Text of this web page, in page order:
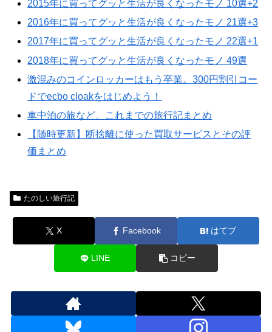
2015年に買ってグッと生活が良くなったモノ 10選+2
2016年に買ってグッと生活が良くなったモノ 21選+3
2017年に買ってグッと生活が良くなったモノ 22選+1
2018年に買ってグッと生活が良くなったモノ 49選
激混みのコインロッカーはもう卒業。300円割引コー
ドでecbo cloakをはじめよう！
車中泊の旅など、これまでの旅行記まとめ
【随時更新】断捨離に使った買取サービスとその評
価まとめ
たのしい旅行記
X Facebook はてブ
LINE コピー